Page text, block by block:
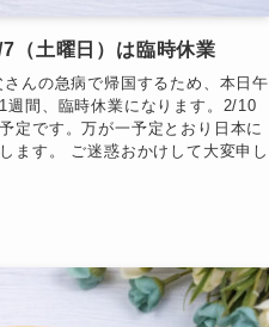
（土曜日）は臨時休業
んの急病で帰国するため、本日午
週間、臨時休業になります。2/10
定です。万が一予定とおり日本に
ます。 ご迷惑おかけして大変申し